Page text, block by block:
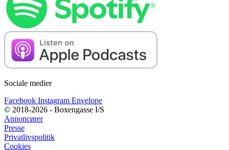
Sociale medier
Facebook Instagram Envelope
© 2018-2026 - Boxengasse I/S
Annoncører
Presse
Privatlivspolitik
Cookies